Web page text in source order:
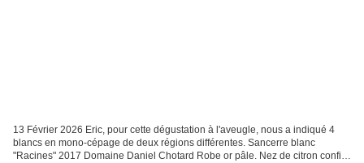
13 Février 2026 Eric, pour cette dégustation à l'aveugle, nous a indiqué 4
blancs en mono-cépage de deux régions différentes. Sancerre blanc
"Racines" 2017 Domaine Daniel Chotard Robe or pâle. Nez de citron confit